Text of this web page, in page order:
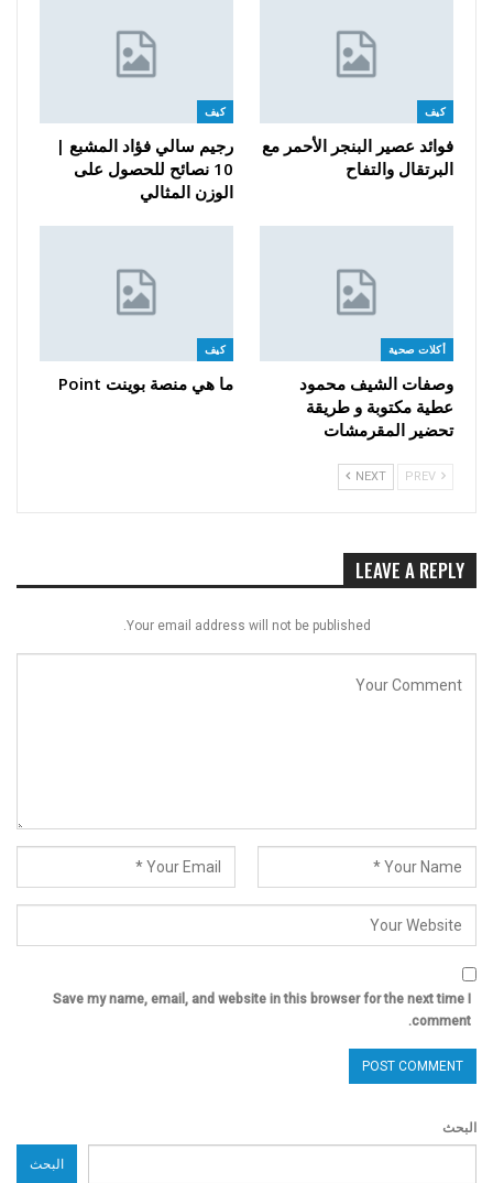
كيف
فوائد عصير البنجر الأحمر مع
البرتقال والتفاح
كيف
رجيم سالي فؤاد المشبع |
10 نصائح للحصول على
الوزن المثالي
أكلات صحية
وصفات الشيف محمود
عطية مكتوبة و طريقة
تحضير المقرمشات
كيف
ما هي منصة بوينت Point
NEXT
LEAVE A REPLY
Your email address will not be published.
Save my name, email, and website in this browser for the next time I
comment.
البحث
البحث